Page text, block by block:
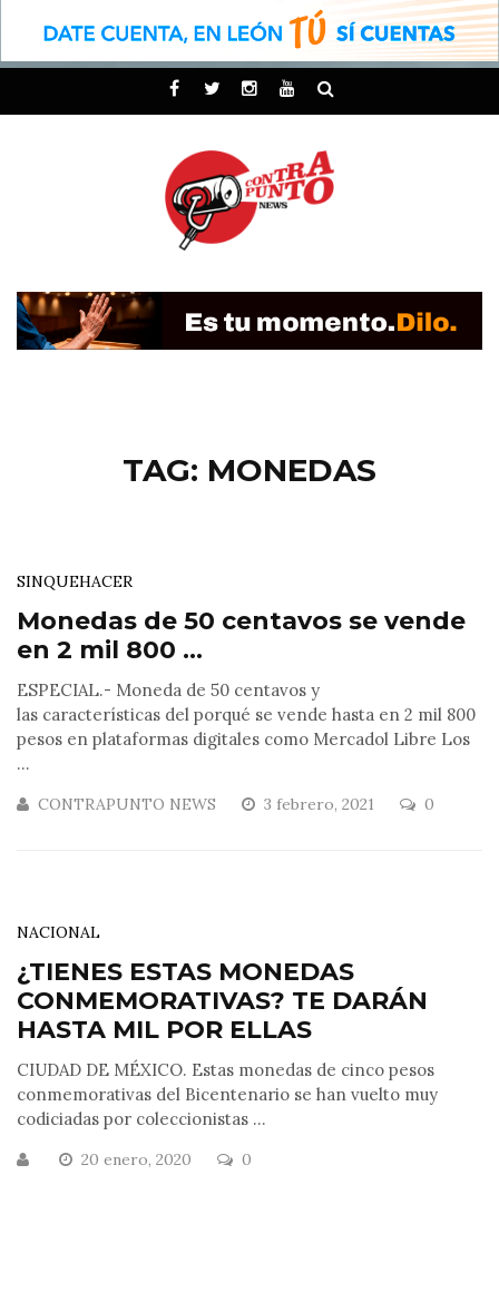
TAG: MONEDAS
SINQUEHACER
Monedas de 50 centavos se vende
en 2 mil 800 ...
ESPECIAL.- Moneda de 50 centavos y
las características del porqué se vende hasta en 2 mil 800
pesos en plataformas digitales como Mercadol Libre Los
...
CONTRAPUNTO NEWS 3 febrero, 2021 0
NACIONAL
¿TIENES ESTAS MONEDAS
CONMEMORATIVAS? TE DARÁN
HASTA MIL POR ELLAS
CIUDAD DE MÉXICO. Estas monedas de cinco pesos
conmemorativas del Bicentenario se han vuelto muy
codiciadas por coleccionistas ...
20 enero, 2020 0